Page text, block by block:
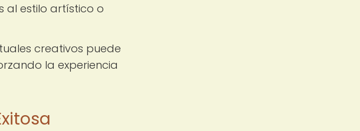
al estilo artístico o
creativos puede
la experiencia